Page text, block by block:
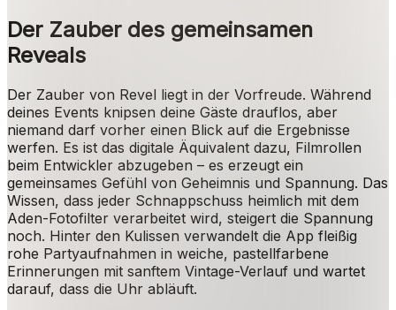
Der Zauber des gemeinsamen
Reveals
Der Zauber von Revel liegt in der Vorfreude. Während
deines Events knipsen deine Gäste drauflos, aber
niemand darf vorher einen Blick auf die Ergebnisse
werfen. Es ist das digitale Äquivalent dazu, Filmrollen
beim Entwickler abzugeben – es erzeugt ein
gemeinsames Gefühl von Geheimnis und Spannung. Das
Wissen, dass jeder Schnappschuss heimlich mit dem
Aden-Fotofilter verarbeitet wird, steigert die Spannung
noch. Hinter den Kulissen verwandelt die App fleißig
rohe Partyaufnahmen in weiche, pastellfarbene
Erinnerungen mit sanftem Vintage-Verlauf und wartet
darauf, dass die Uhr abläuft.